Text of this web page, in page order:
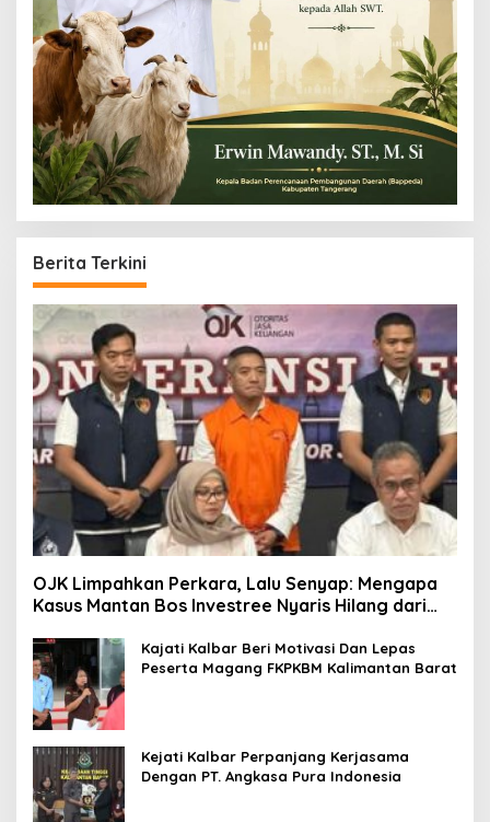
Berita Terkini
OJK Limpahkan Perkara, Lalu Senyap: Mengapa
Kasus Mantan Bos Investree Nyaris Hilang dari
Kajati Kalbar Beri Motivasi Dan Lepas
Peserta Magang FKPKBM Kalimantan Barat
Kejati Kalbar Perpanjang Kerjasama
Dengan PT. Angkasa Pura Indonesia